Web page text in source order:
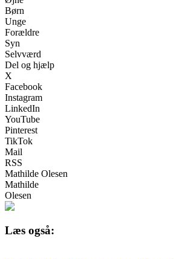
Børn
Unge
Forældre
Syn
Selvværd
Del og hjælp
X
Facebook
Instagram
LinkedIn
YouTube
Pinterest
TikTok
Mail
RSS
Mathilde Olesen
Mathilde
Olesen
Læs også: